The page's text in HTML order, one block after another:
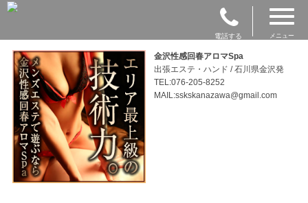
電話する メニュー
金沢性感回春アロマSpa
出張エステ・ハンド / 石川県金沢発
TEL:076-205-8252
MAIL:sskskanazawa@gmail.com